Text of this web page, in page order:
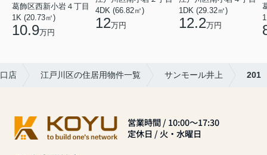
葛飾区西新小岩４丁目
1K (20.73㎡)
10.9万円
4DK (66.82㎡)
12万円
1DK (29.32㎡)
12.2万円
店 江戸川区の住居用物件一覧 サンモール井上 201
営業時間 / 10:00～17:30
定休日 / 火・水曜日